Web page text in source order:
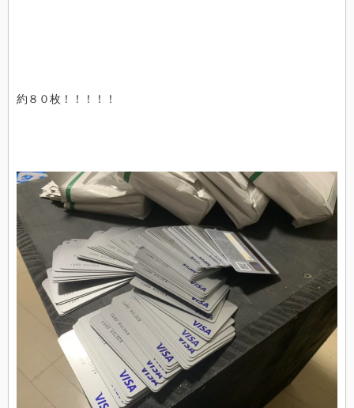
約８０枚！！！！！